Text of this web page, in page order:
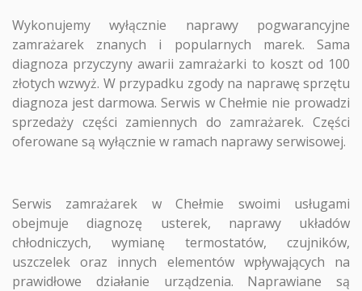
Wykonujemy wyłącznie naprawy pogwarancyjne
zamrażarek znanych i popularnych marek. Sama
diagnoza przyczyny awarii zamrażarki to koszt od 100
złotych wzwyż. W przypadku zgody na naprawę sprzętu
diagnoza jest darmowa. Serwis w Chełmie nie prowadzi
sprzedaży części zamiennych do zamrażarek. Części
oferowane są wyłącznie w ramach naprawy serwisowej.
Serwis zamrażarek w Chełmie swoimi usługami
obejmuje diagnozę usterek, naprawy układów
chłodniczych, wymianę termostatów, czujników,
uszczelek oraz innych elementów wpływających na
prawidłowe działanie urządzenia. Naprawiane są